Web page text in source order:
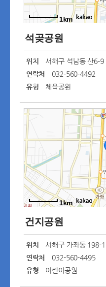
1km
석곶공원
위치 서해구 석남동 산6-9
연락처
032-560-4492
유형
체육공원
1km
건지공원
위치 서해구 가좌동 198-
연락처
032-560-4495
유형
어린이공원